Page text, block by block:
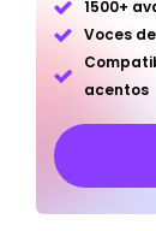
1500+
Voces
acentos